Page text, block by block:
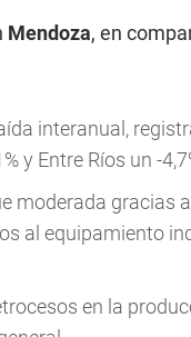
Mendoza, en
interanual,
y Entre Ríos un -
moderada gracias
al equipamiento
en la